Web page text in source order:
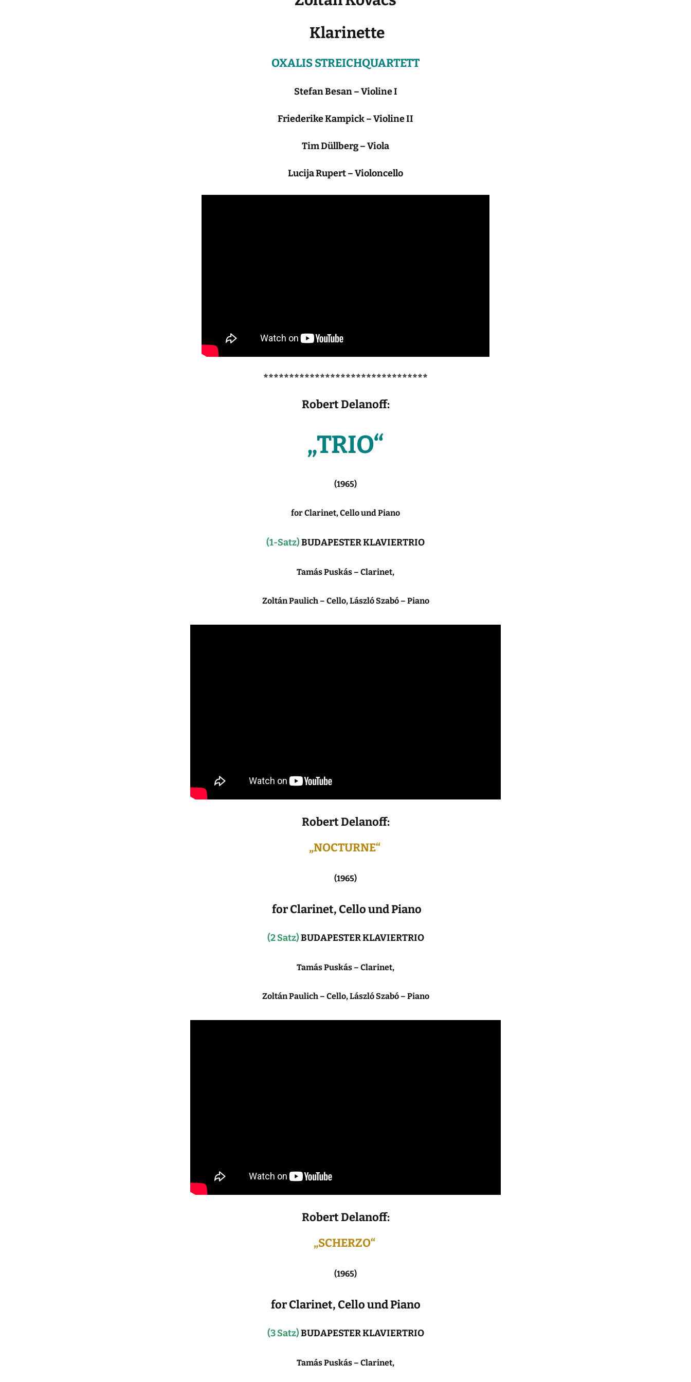
Klarinette
OXALIS STREICHQUARTETT
Stefan Besan – Violine I
Friederike Kampick – Violine II
Tim Düllberg – Viola
Lucija Rupert – Violoncello
********************************
Robert Delanoff:
„TRIO“
(1965)
for Clarinet, Cello und Piano
(1-Satz)BUDAPESTER KLAVIERTRIO
Tamás Puskás – Clarinet,
Zoltán Paulich – Cello, László Szabó – Piano
Robert Delanoff:
„NOCTURNE“
(1965)
for Clarinet, Cello und Piano
(2 Satz)BUDAPESTER KLAVIERTRIO
Tamás Puskás – Clarinet,
Zoltán Paulich – Cello, László Szabó – Piano
Robert Delanoff:
„SCHERZO“
(1965)
for Clarinet, Cello und Piano
(3 Satz)BUDAPESTER KLAVIERTRIO
Tamás Puskás – Clarinet,